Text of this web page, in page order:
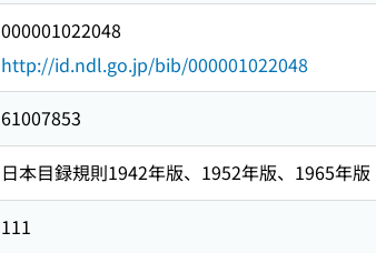
000001022048
http://id.ndl.go.jp/bib/000001022048
61007853
日本目録規則1942年版、1952年版、1965年版
111